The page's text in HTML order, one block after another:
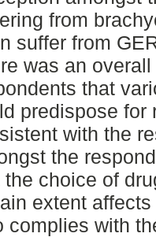
from
suffer from
was an
that
predispose for
with the
the
the choice of
extent
complies with